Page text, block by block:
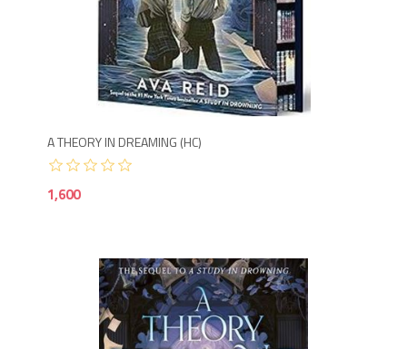
A THEORY IN DREAMING (HC)
1,600